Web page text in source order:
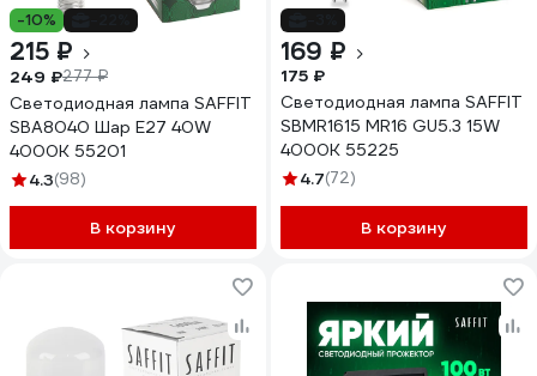
-10%
215 ₽
249 ₽277 ₽
Светодиодная лампа SAFFIT
SBA8040 Шар E27 40W
4000K 55201
4.3(98)
В корзину
169 ₽
175 ₽
Светодиодная лампа SAFFIT
SBMR1615 MR16 GU5.3 15W
4000K 55225
4.7(72)
В корзину